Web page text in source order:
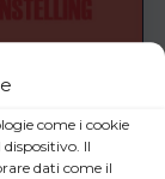
come i cookie
Il
dati come il